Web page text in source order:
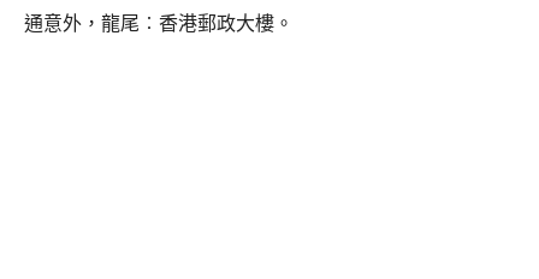
通意外，龍尾︰香港郵政大樓。